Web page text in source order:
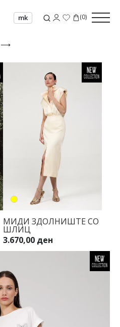
mk (0)
⟶
МИДИ ЗДОЛНИШТЕ СО
ШЛИЦ
3.670,00 ден